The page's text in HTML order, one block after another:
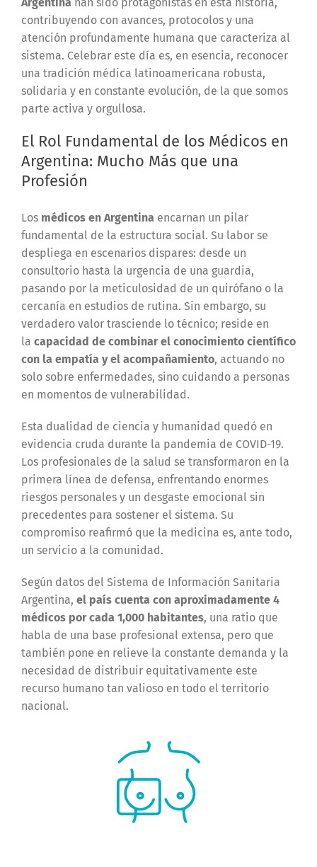
Argentinahan sido protagonistas en esta historia,
contribuyendo con avances, protocolos y una
atención profundamente humana que caracteriza al
sistema. Celebrar este día es, en esencia, reconocer
una tradición médica latinoamericana robusta,
solidaria y en constante evolución, de la que somos
parte activa y orgullosa.
El Rol Fundamental de los Médicos en
Argentina: Mucho Más que una
Profesión
Los médicos en Argentinaencarnan un pilar
fundamental de la estructura social. Su labor se
despliega en escenarios dispares: desde un
consultorio hasta la urgencia de una guardia,
pasando por la meticulosidad de un quirófano o la
cercanía en estudios de rutina. Sin embargo, su
verdadero valor trasciende lo técnico; reside en
la capacidad de combinar el conocimiento científico
con la empatía y el acompañamiento, actuando no
solo sobre enfermedades, sino cuidando a personas
en momentos de vulnerabilidad.
Esta dualidad de ciencia y humanidad quedó en
evidencia cruda durante la pandemia de COVID-19.
Los profesionales de la salud se transformaron en la
primera línea de defensa, enfrentando enormes
riesgos personales y un desgaste emocional sin
precedentes para sostener el sistema. Su
compromiso reafirmó que la medicina es, ante todo,
un servicio a la comunidad.
Según datos del Sistema de Información Sanitaria
Argentina, el país cuenta con aproximadamente 4
médicos por cada 1,000 habitantes, una ratio que
habla de una base profesional extensa, pero que
también pone en relieve la constante demanda y la
necesidad de distribuir equitativamente este
recurso humano tan valioso en todo el territorio
nacional.